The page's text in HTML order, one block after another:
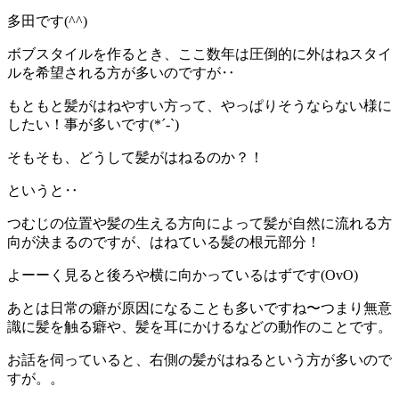
多田です(^^)
ボブスタイルを作るとき、ここ数年は圧倒的に外はねスタイ
ルを希望される方が多いのですが‥
もともと髪がはねやすい方って、やっぱりそうならない様に
したい！事が多いです(*´-`)
そもそも、どうして髪がはねるのか？！
というと‥
つむじの位置や髪の生える方向によって髪が自然に流れる方
向が決まるのですが、はねている髪の根元部分！
よーーく見ると後ろや横に向かっているはずです(OvO)
あとは日常の癖が原因になることも多いですね〜つまり 無意
識に髪を触る癖や、髪を耳にかけるなどの動作のことです。
お話を伺っていると、右側の髪がはねるという方が多いので
すが。。